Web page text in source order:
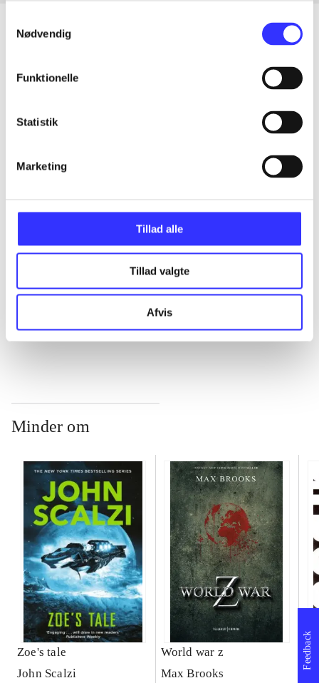
Nødvendig
Funktionelle
Statistik
Marketing
Tillad alle
Tillad valgte
Afvis
Artikler
Minder om
Zoe's tale
John Scalzi
World war z
Max Brooks
Feedback